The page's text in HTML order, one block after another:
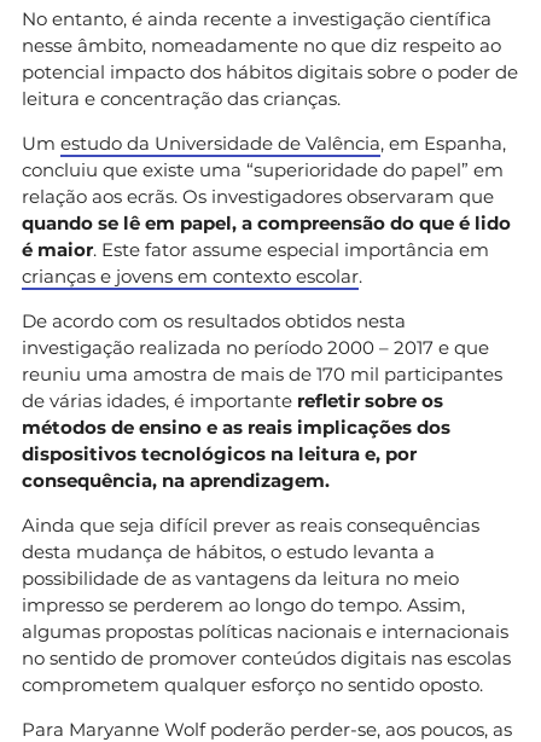
No entanto, é ainda recente a investigação científica
nesse âmbito, nomeadamente no que diz respeito ao
potencial impacto dos hábitos digitais sobre o poder de
leitura e concentração das crianças.
Um estudo da Universidade de Valência, em Espanha,
concluiu que existe uma “superioridade do papel” em
relação aos ecrãs. Os investigadores observaram que
quando se lê em papel, a compreensão do que é lido
é maior. Este fator assume especial importância em
crianças e jovens em contexto escolar.
De acordo com os resultados obtidos nesta
investigação realizada no período 2000 – 2017 e que
reuniu uma amostra de mais de 170 mil participantes
de várias idades, é importante refletir sobre os
métodos de ensino e as reais implicações dos
dispositivos tecnológicos na leitura e, por
consequência, na aprendizagem.
Ainda que seja difícil prever as reais consequências
desta mudança de hábitos, o estudo levanta a
possibilidade de as vantagens da leitura no meio
impresso se perderem ao longo do tempo. Assim,
algumas propostas políticas nacionais e internacionais
no sentido de promover conteúdos digitais nas escolas
comprometem qualquer esforço no sentido oposto.
Para Maryanne Wolf poderão perder-se, aos poucos, as